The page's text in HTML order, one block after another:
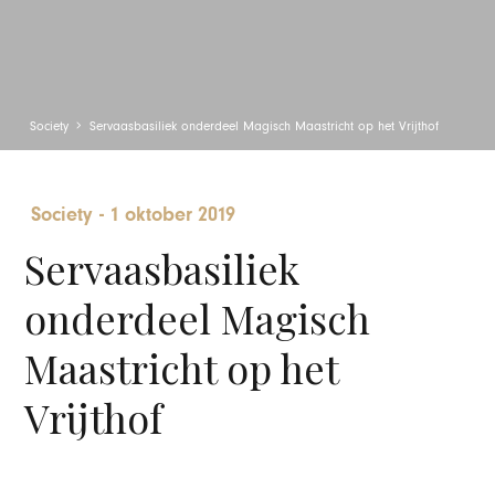
Society Servaasbasiliek onderdeel Magisch Maastricht op het Vrijthof
Society - 1 oktober 2019
Servaasbasiliek
onderdeel Magisch
Maastricht op het
Vrijthof